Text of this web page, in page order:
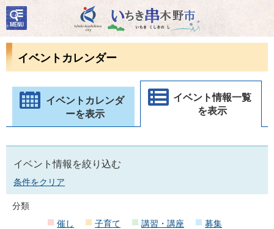
いちき串木野市
検
索・
共通
ューイベントカレンダー
イベントカレンダ
ーを表示
イベント情報一覧
を表示
イベント情報を絞り込む
条件をクリア
分類
催し
子育て 講習・講座
募集